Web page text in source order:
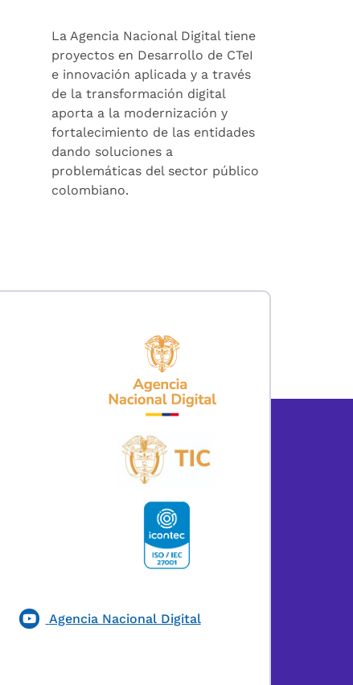
La Agencia Nacional Digital tiene
proyectos en Desarrollo de CTeI
e innovación aplicada y a través
de la transformación digital
aporta a la modernización y
fortalecimiento de las entidades
dando soluciones a
problemáticas del sector público
colombiano.
Agencia Nacional Digital